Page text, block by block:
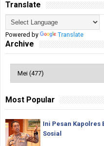
Translate
Powered by Translate
Archive
Most Popular
Ini Pesan Kapolres
Sosial